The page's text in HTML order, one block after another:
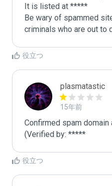
It is listed at *****
Be wary of spammed
criminals who are out to
役立つ
plasmatastic
15年前
Confirmed spam domain
(Verified by: *****
役立つ